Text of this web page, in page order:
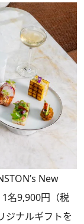
New
名9,900円（税
ジナルギフトを